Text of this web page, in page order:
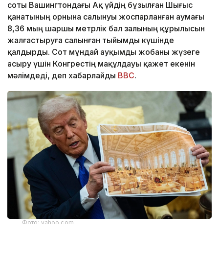
соты Вашингтондағы Ақ үйдің бұзылған Шығыс
қанатының орнына салынуы жоспарланған аумағы
8,36 мың шаршы метрлік бал залының құрылысын
жалғастыруға салынған тыйымды күшінде
қалдырды. Сот мұндай ауқымды жобаны жүзеге
асыру үшін Конгрестің мақұлдауы қажет екенін
мәлімдеді, деп хабарлайды BBC.
Фото: yahoo.com